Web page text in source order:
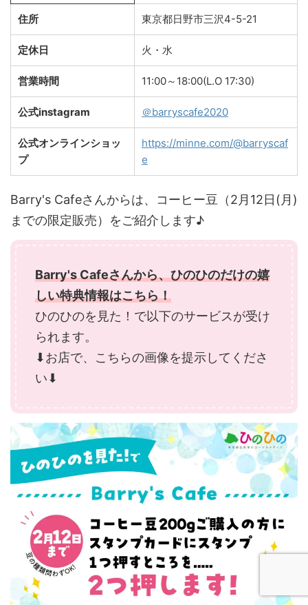
住所 東京都日野市三沢4-5-21
定休日 火・水
営業時間 11:00～18:00(L.O 17:30)
公式instagram ＠barryscafe2020
公式オンラインショッ
プ
https://minne.com/@barryscaf
e
Barry's Cafeさんからは、コーヒー豆（2月12日(月)
までの限定販売）をご紹介します♪
Barry's Cafeさんから、ひのひのだけの嬉
しい特典情報はこちら！
ひのひのを見た！で以下のサービスが受け
られます。
⬇︎お店で、こちらの画像を提示してくださ
い⬇︎